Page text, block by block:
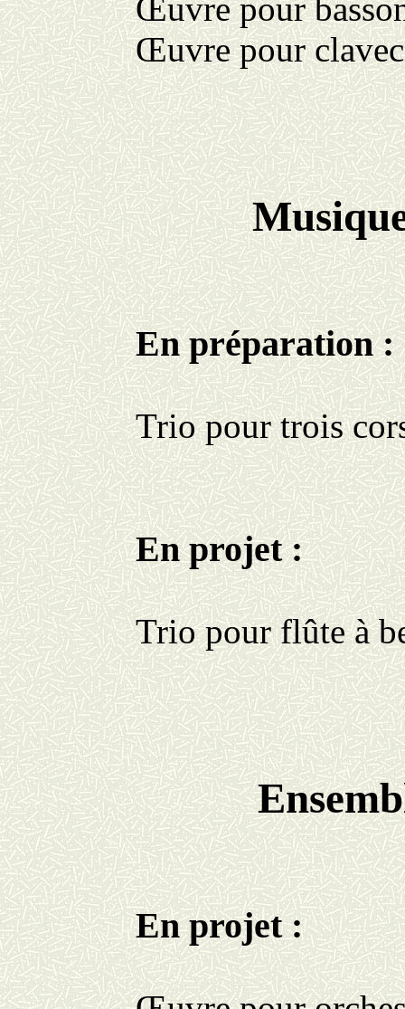
Œuvre pour
Œuvre pour
En préparation :
Trio pour trois
En projet :
Trio pour flûte à
En projet :